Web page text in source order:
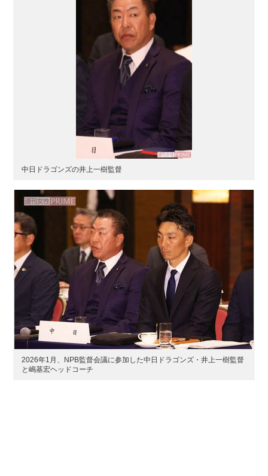
中日ドラゴンズの井上一樹監督
2026年1月、NPB監督会議に参加した中日ドラゴンズ・井上一樹監督
と嶋基宏ヘッドコーチ